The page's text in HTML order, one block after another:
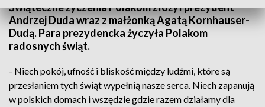
Świąteczne życzenia Polakom złożył prezydent
Andrzej Duda wraz z małżonką Agatą Kornhauser-
Dudą. Para prezydencka życzyła Polakom
radosnych świąt.
- Niech pokój, ufność i bliskość między ludźmi, które są
przesłaniem tych świąt wypełnią nasze serca. Niech zapanują
w polskich domach i wszędzie gdzie razem działamy dla